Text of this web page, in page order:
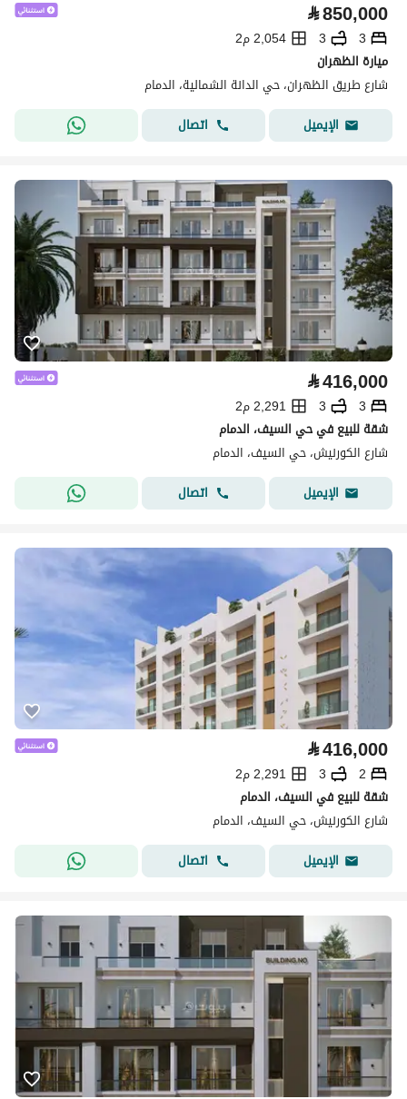
⃁850,000
3
3
2,054 م2
ميارة الظهران
شارع طريق الظهران، حي الدانة الشمالية، الدمام
الإيميل
اتصال
⃁416,000
3
3
2,291 م2
شقة للبيع في حي السيف، الدمام
شارع الكورنيش، حي السيف، الدمام
الإيميل
اتصال
⃁416,000
2
3
2,291 م2
شقة للبيع في السيف، الدمام
شارع الكورنيش، حي السيف، الدمام
الإيميل
اتصال